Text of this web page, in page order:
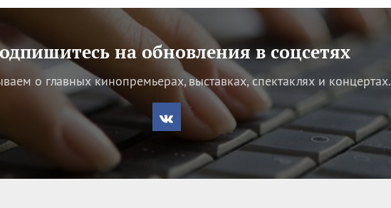
на обновления в соцсетях
о главных кинопремьерах, выставках, спектаклях и концертах.